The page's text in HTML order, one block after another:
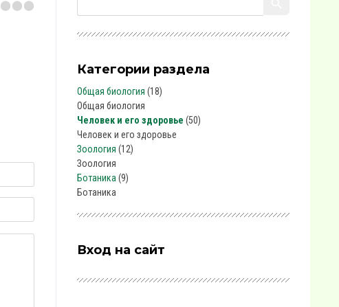
Категории раздела
Общая биология (18)
Общая биология
Человек и его здоровье (50)
Человек и его здоровье
Зоология (12)
Зоология
Ботаника (9)
Ботаника
Вход на сайт